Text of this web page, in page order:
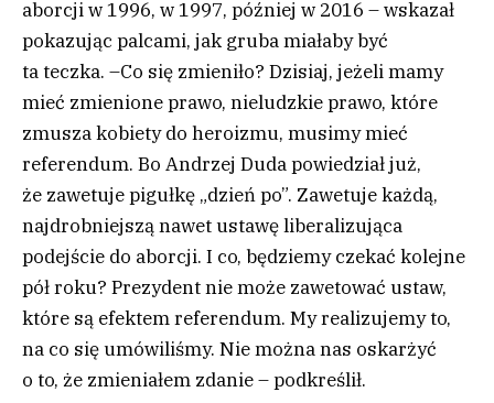
aborcji w 1996, w 1997, później w 2016 – wskazał
pokazując palcami, jak gruba miałaby być
ta teczka. –Co się zmieniło? Dzisiaj, jeżeli mamy
mieć zmienione prawo, nieludzkie prawo, które
zmusza kobiety do heroizmu, musimy mieć
referendum. Bo Andrzej Duda powiedział już,
że zawetuje pigułkę „dzień po”. Zawetuje każdą,
najdrobniejszą nawet ustawę liberalizująca
podejście do aborcji. I co, będziemy czekać kolejne
pół roku? Prezydent nie może zawetować ustaw,
które są efektem referendum. My realizujemy to,
na co się umówiliśmy. Nie można nas oskarżyć
o to, że zmieniałem zdanie – podkreślił.